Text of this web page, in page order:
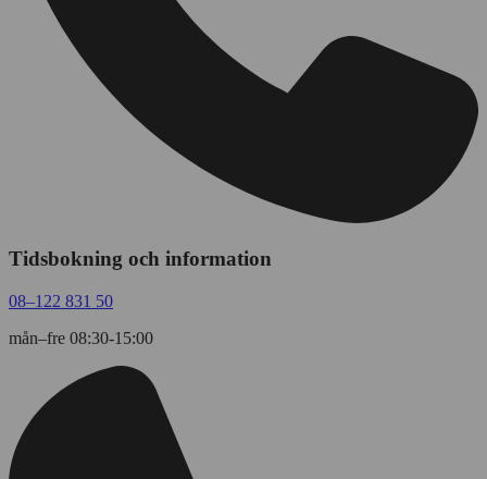
Tidsbokning och information
08–122 831 50
mån–fre 08:30-15:00